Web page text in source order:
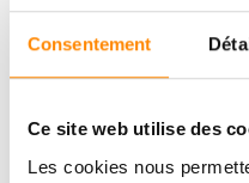
Consentement
Ce site web utilise des
Les cookies nous